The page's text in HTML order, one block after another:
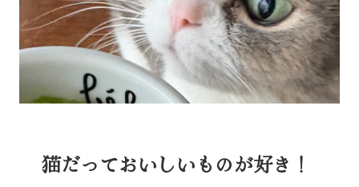
猫だっておいしいものが好き！